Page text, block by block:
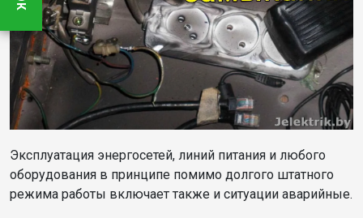
Эксплуатация энергосетей, линий питания и любого
оборудования в принципе помимо долгого штатного
режима работы включает также и ситуации аварийные.